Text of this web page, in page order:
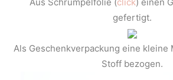
gefertigt.
Als Geschenkverpackung eine kleine
Stoff bezogen.